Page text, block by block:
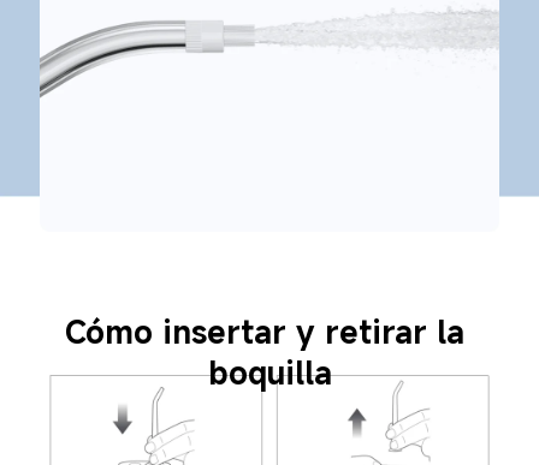
Cómo insertar y retirar la
boquilla